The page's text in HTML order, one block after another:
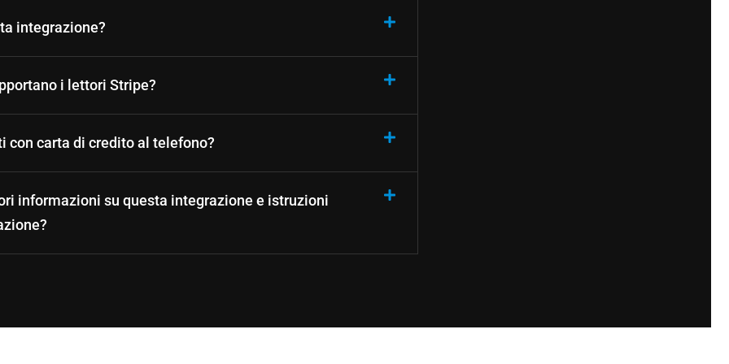
integrazione?
i lettori Stripe?
con carta di credito al telefono?
informazioni su questa integrazione e istruzioni